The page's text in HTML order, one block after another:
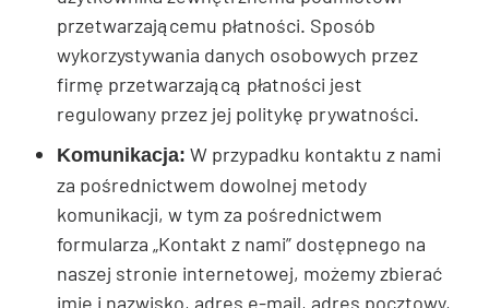
przetwarzającemu płatności. Sposób
wykorzystywania danych osobowych przez
firmę przetwarzającą płatności jest
regulowany przez jej politykę prywatności.
Komunikacja: W przypadku kontaktu z nami
za pośrednictwem dowolnej metody
komunikacji, w tym za pośrednictwem
formularza „Kontakt z nami” dostępnego na
naszej stronie internetowej, możemy zbierać
imię i nazwisko, adres e-mail, adres pocztowy,